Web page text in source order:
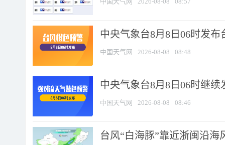
中央气象台8月8日06时发布
中国天气网 2026-08-08 08:48
中央气象台8月8日06时继
中国天气网 2026-08-08 08:46
台风“白海豚”靠近浙闽沿